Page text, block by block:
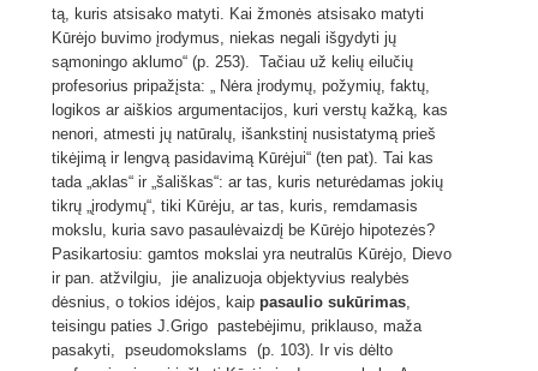
tą, kuris atsisako matyti. Kai žmonės atsisako matyti
Kūrėjo buvimo įrodymus, niekas negali išgydyti jų
sąmoningo aklumo“ (p. 253). Tačiau už kelių eilučių
profesorius pripažįsta: „ Nėra įrodymų, požymių, faktų,
logikos ar aiškios argumentacijos, kuri verstų kažką, kas
nenori, atmesti jų natūralų, išankstinį nusistatymą prieš
tikėjimą ir lengvą pasidavimą Kūrėjui“ (ten pat). Tai kas
tada „aklas“ ir „šališkas“: ar tas, kuris neturėdamas jokių
tikrų „įrodymų“, tiki Kūrėju, ar tas, kuris, remdamasis
mokslu, kuria savo pasaulėvaizdį be Kūrėjo hipotezės?
Pasikartosiu: gamtos mokslai yra neutralūs Kūrėjo, Dievo
ir pan. atžvilgiu, jie analizuoja objektyvius realybės
dėsnius, o tokios idėjos, kaip pasaulio sukūrimas,
teisingu paties J.Grigo pastebėjimu, priklauso, maža
pasakyti, pseudomokslams (p. 103). Ir vis dėlto